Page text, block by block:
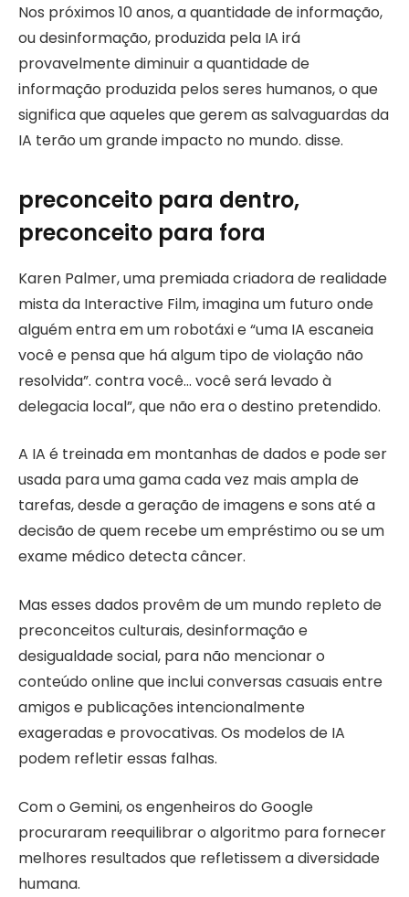
Nos próximos 10 anos, a quantidade de informação,
ou desinformação, produzida pela IA irá
provavelmente diminuir a quantidade de
informação produzida pelos seres humanos, o que
significa que aqueles que gerem as salvaguardas da
IA ​​terão um grande impacto no mundo. disse.
preconceito para dentro,
preconceito para fora
Karen Palmer, uma premiada criadora de realidade
mista da Interactive Film, imagina um futuro onde
alguém entra em um robotáxi e “uma IA escaneia
você e pensa que há algum tipo de violação não
resolvida”. contra você… você será levado à
delegacia local”, que não era o destino pretendido.
A IA é treinada em montanhas de dados e pode ser
usada para uma gama cada vez mais ampla de
tarefas, desde a geração de imagens e sons até a
decisão de quem recebe um empréstimo ou se um
exame médico detecta câncer.
Mas esses dados provêm de um mundo repleto de
preconceitos culturais, desinformação e
desigualdade social, para não mencionar o
conteúdo online que inclui conversas casuais entre
amigos e publicações intencionalmente
exageradas e provocativas. Os modelos de IA
podem refletir essas falhas.
Com o Gemini, os engenheiros do Google
procuraram reequilibrar o algoritmo para fornecer
melhores resultados que refletissem a diversidade
humana.